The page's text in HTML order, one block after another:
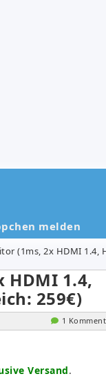
melden
(1ms, 2x HDMI
HDMI 1.4,
259€)
1
Versand.